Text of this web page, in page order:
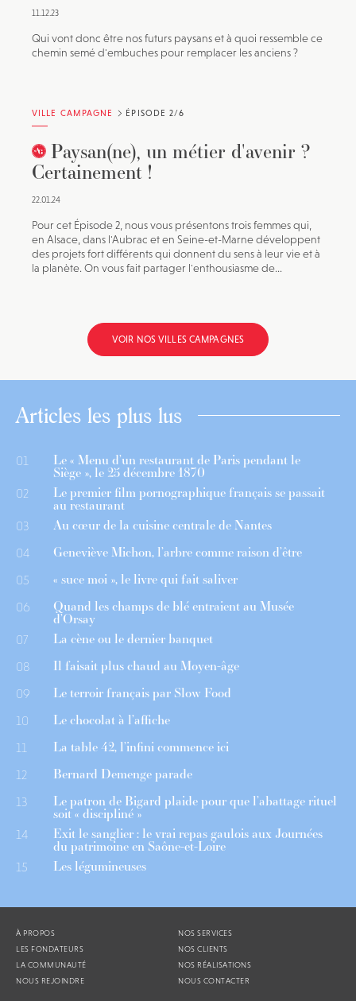
11.12.23
Qui vont donc être nos futurs paysans et à quoi ressemble ce
chemin semé d'embuches pour remplacer les anciens ?
VILLE CAMPAGNE ÉPISODE 2/6
Paysan(ne), un métier d'avenir ?
Certainement !
22.01.24
Pour cet Épisode 2, nous vous présentons trois femmes qui,
en Alsace, dans l'Aubrac et en Seine-et-Marne développent
des projets fort différents qui donnent du sens à leur vie et à
la planète. On vous fait partager l'enthousiasme de...
VOIR NOS VILLES CAMPAGNES
Articles les plus lus
01 Le « Menu d’un restaurant de Paris pendant le
Siège », le 25 décembre 1870
02 Le premier film pornographique français se passait
au restaurant
03 Au cœur de la cuisine centrale de Nantes
04 Geneviève Michon, l’arbre comme raison d’être
05 « suce moi », le livre qui fait saliver
06 Quand les champs de blé entraient au Musée
d’Orsay
07 La cène ou le dernier banquet
08 Il faisait plus chaud au Moyen-âge
09 Le terroir français par Slow Food
10 Le chocolat à l’affiche
11 La table 42, l’infini commence ici
12 Bernard Demenge parade
13 Le patron de Bigard plaide pour que l’abattage rituel
soit « discipliné »
14 Exit le sanglier : le vrai repas gaulois aux Journées
du patrimoine en Saône-et-Loire
15 Les légumineuses
À PROPOS
LES FONDATEURS
LA COMMUNAUTÉ
NOUS REJOINDRE
NOS SERVICES
NOS CLIENTS
NOS RÉALISATIONS
NOUS CONTACTER